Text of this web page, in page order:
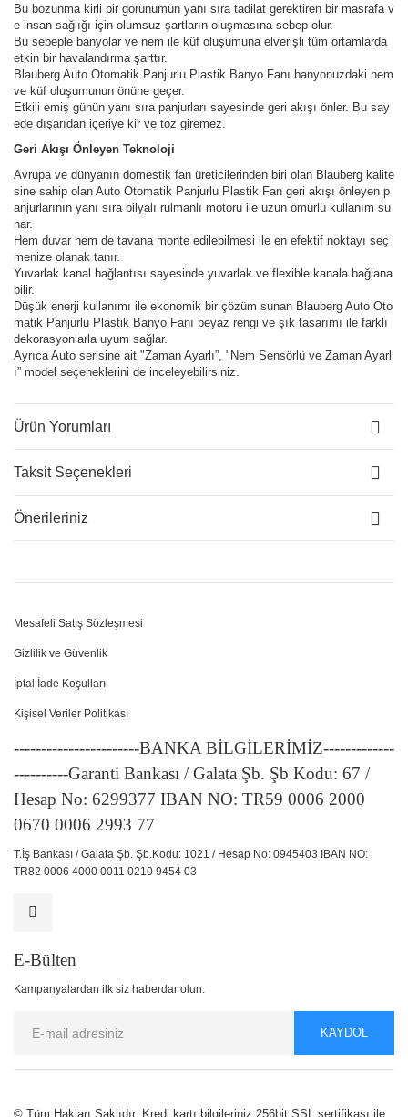
Bu bozunma kirli bir görünümün yanı sıra tadilat gerektiren bir masrafa v
e insan sağlığı için olumsuz şartların oluşmasına sebep olur.
Bu sebeple banyolar ve nem ile küf oluşumuna elverişli tüm ortamlarda
etkin bir havalandırma şarttır.
Blauberg Auto Otomatik Panjurlu Plastik Banyo Fanı banyonuzdaki nem
ve küf oluşumunun önüne geçer.
Etkili emiş günün yanı sıra panjurları sayesinde geri akışı önler. Bu say
ede dışarıdan içeriye kir ve toz giremez.
Geri Akışı Önleyen Teknoloji
Avrupa ve dünyanın domestik fan üreticilerinden biri olan Blauberg kalite
sine sahip olan Auto Otomatik Panjurlu Plastik Fan geri akışı önleyen p
anjurlarının yanı sıra bilyalı rulmanlı motoru ile uzun ömürlü kullanım su
nar.
Hem duvar hem de tavana monte edilebilmesi ile en efektif noktayı seç
menize olanak tanır.
Yuvarlak kanal bağlantısı sayesinde yuvarlak ve flexible kanala bağlana
bilir.
Düşük enerji kullanımı ile ekonomik bir çözüm sunan Blauberg Auto Oto
matik Panjurlu Plastik Banyo Fanı beyaz rengi ve şık tasarımı ile farklı
dekorasyonlarla uyum sağlar.
Ayrıca Auto serisine ait "Zaman Ayarlı”, "Nem Sensörlü ve Zaman Ayarl
ı” model seçeneklerini de inceleyebilirsiniz.
Ürün Yorumları
Taksit Seçenekleri
Önerileriniz
Mesafeli Satış Sözleşmesi
Gizlilik ve Güvenlik
İptal İade Koşulları
Kişisel Veriler Politikası
-----------------------BANKA BİLGİLERİMİZ-------------
----------Garanti Bankası / Galata Şb. Şb.Kodu: 67 /
Hesap No: 6299377 IBAN NO: TR59 0006 2000
0670 0006 2993 77
T.İş Bankası / Galata Şb. Şb.Kodu: 1021 / Hesap No: 0945403 IBAN NO:
TR82 0006 4000 0011 0210 9454 03
E-Bülten
Kampanyalardan ilk siz haberdar olun.
KAYDOL
© Tüm Hakları Saklıdır. Kredi kartı bilgileriniz 256bit SSL sertifikası ile